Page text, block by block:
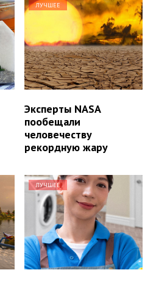
ЛУЧШЕЕ
Эксперты NASA
пообещали
человечеству
рекордную жару
ЛУЧШЕЕ